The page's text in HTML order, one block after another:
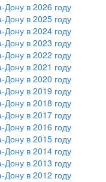
Дону в 2026 году
Дону в 2025 году
Дону в 2024 году
Дону в 2023 году
Дону в 2022 году
Дону в 2021 году
Дону в 2020 году
Дону в 2019 году
Дону в 2018 году
Дону в 2017 году
Дону в 2016 году
Дону в 2015 году
Дону в 2014 году
Дону в 2013 году
Дону в 2012 году